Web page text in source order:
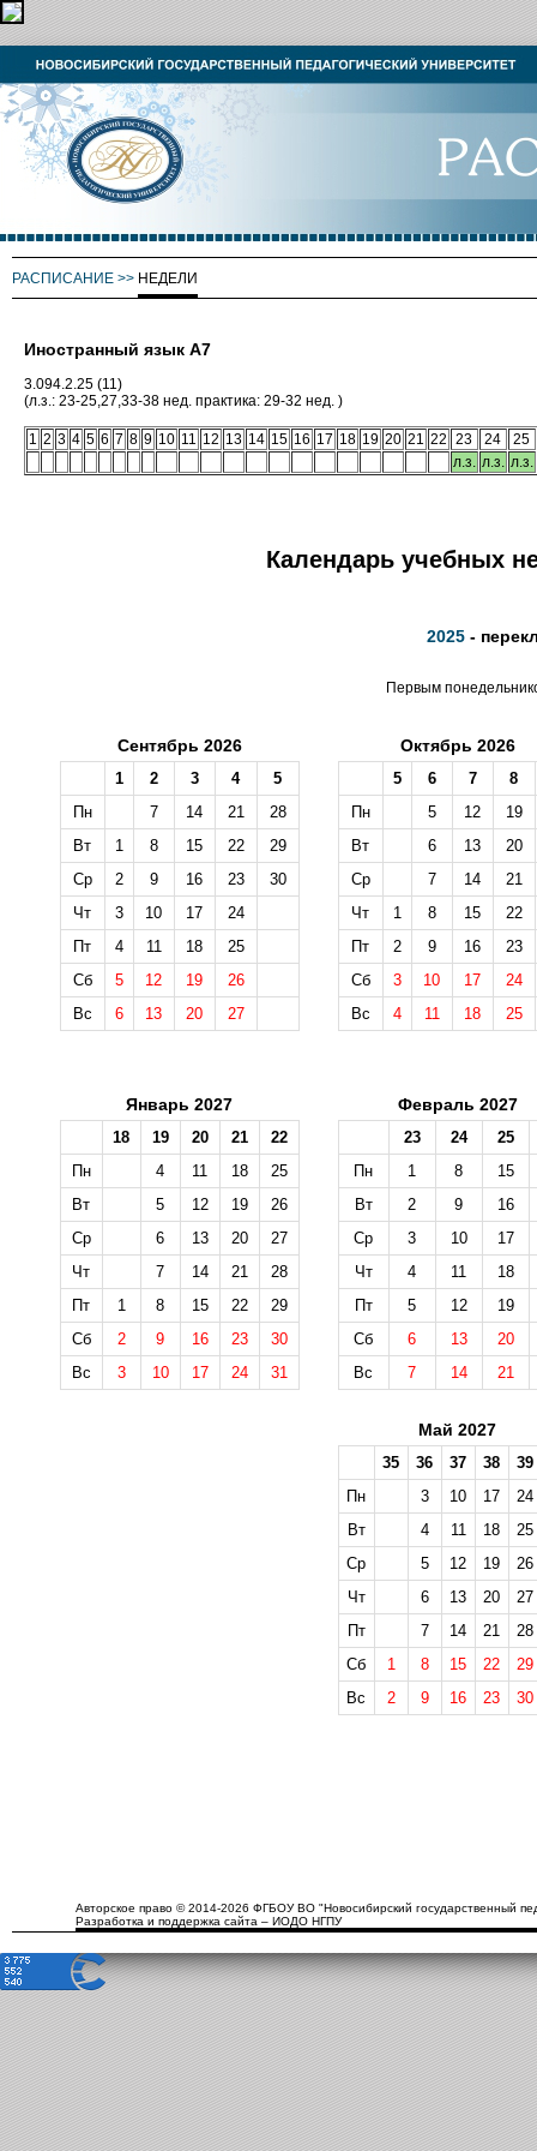
РАСПИСАНИЕ >> НЕДЕЛИ
Иностранный язык А7
3.094.2.25 (11)
(л.з.: 23-25,27,33-38 нед. практика: 29-32 нед. )
1 2 3 4 5 6 7 8 9 10 11 12 13 14 15 16 17 18 19 20 21 22 23 24
25
л.з. л.з. л.з.
Календарь учебных
2025 -
Первым
Сентябрь 2026
1 2 3 4
5
Пн
7 14 21
28
Вт
1 8 15 22
29
Ср
2 9 16 23
30
Чт
3 10 17
24
Пт
4 11 18
25
Сб
5 12 19
26
Вс
6 13 20 27
Октябрь 2026
5 6 7
8
Пн
5 12
19
Вт
6 13
20
Ср
7 14
21
Чт
1 8 15
22
Пт
2 9 16
23
Сб
3 10 17
24
Вс
4 11 18 25
Январь 2027
18 19 20 21
22
Пн
4 11 18
25
Вт
5 12 19
26
Ср
6 13 20
27
Чт
7 14 21
28
Пт
1 8 15 22
29
Сб
2 9 16 23
30
Вс
3 10 17 24 31
Февраль 2027
23 24
25
Пн
1 8
15
Вт
2 9
16
Ср
3 10
17
Чт
4 11
18
Пт
5 12
19
Сб
6 13
20
Вс
7 14 21
Май 2027
35 36 37 38
39
Пн
3 10 17
24
Вт
4 11 18
25
Ср
5 12 19
26
Чт
6 13 20
27
Пт
7 14 21
28
Сб
1 8 15 22
29
Вс
2 9 16 23 30
Авторское право © 2014-2026 ФГБОУ ВО "Новосибирский государственный
Разработка и поддержка сайта – ИОДО НГПУ